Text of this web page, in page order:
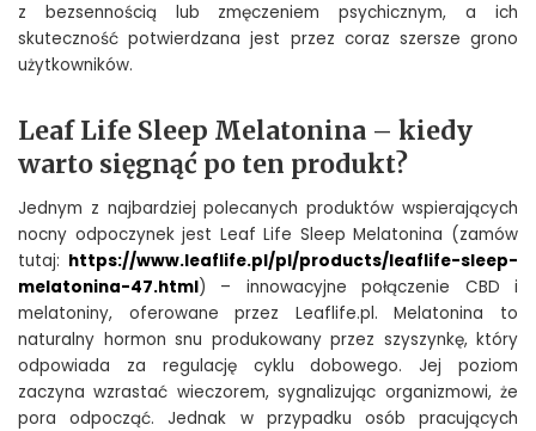
z bezsennością lub zmęczeniem psychicznym, a ich
skuteczność potwierdzana jest przez coraz szersze grono
użytkowników.
Leaf Life Sleep Melatonina – kiedy
warto sięgnąć po ten produkt?
Jednym z najbardziej polecanych produktów wspierających
nocny odpoczynek jest Leaf Life Sleep Melatonina (zamów
tutaj: https://www.leaflife.pl/pl/products/leaflife-sleep-
melatonina-47.html) – innowacyjne połączenie CBD i
melatoniny, oferowane przez Leaflife.pl. Melatonina to
naturalny hormon snu produkowany przez szyszynkę, który
odpowiada za regulację cyklu dobowego. Jej poziom
zaczyna wzrastać wieczorem, sygnalizując organizmowi, że
pora odpocząć. Jednak w przypadku osób pracujących